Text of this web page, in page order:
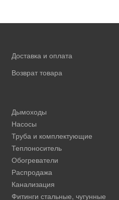
Доставка и оплата
Возврат товара
Дымоходы
Насосы
Труба и комплектующие
Теплоноситель
Обогреватели
Распродажа
Канализация
Фитинги стальные, чугунные